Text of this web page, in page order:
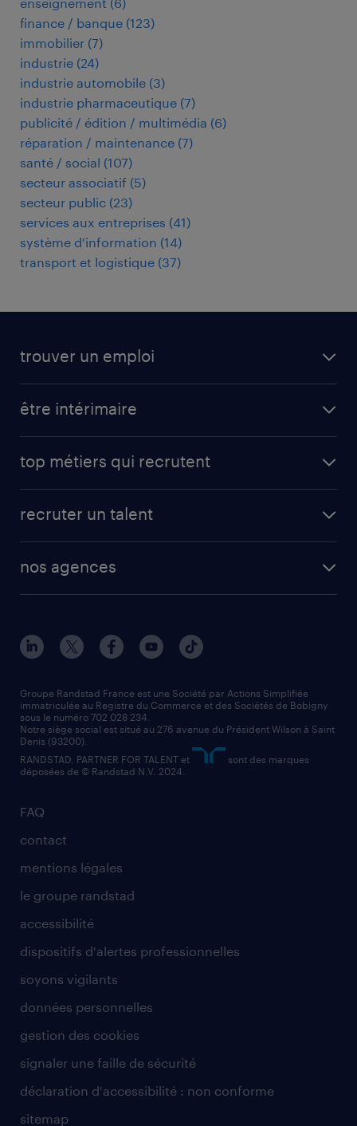
finance / banque (123)
immobilier (7)
industrie (24)
industrie automobile (3)
industrie pharmaceutique (7)
publicité / édition / multimédia (6)
réparation / maintenance (7)
santé / social (107)
secteur associatif (5)
secteur public (23)
services aux entreprises (41)
système d'information (14)
transport et logistique (37)
trouver un emploi
créer un compte candidat
être intérimaire
app talent / portail web
top métiers qui recrutent
manutentionnaire
assistant administratif
comptable
recruter un talent
solutions opérationnelles
contact entreprise
faq intérim / recrutement
nos agences
nos agences par ville
nos agences par région
nos cabinets de recrutement
FAQ
contact
mentions légales
le groupe randstad
accessibilité
dispositifs d'alertes professionnelles
soyons vigilants
données personnelles
gestion des cookies
signaler une faille de sécurité
déclaration d'accessibilité : non conforme
sitemap
Groupe Randstad France est une Société par Actions Simplifiée
immatriculée au Registre du Commerce et des Sociétés de Bobigny
sous le numéro 702 028 234.
Notre siège social est situé au 276 avenue du Président Wilson à Saint
Denis (93200).
RANDSTAD, PARTNER FOR TALENT et
sont des marques
déposées de © Randstad N.V. 2024.